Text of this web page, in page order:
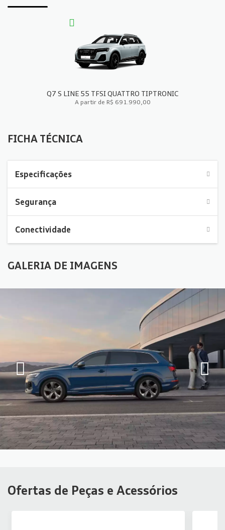
Q7 S LINE 55 TFSI QUATTRO TIPTRONIC
A partir de R$ 691.990,00
FICHA TÉCNICA
Especificações
Segurança
Conectividade
GALERIA DE IMAGENS
Ofertas de Peças e Acessórios